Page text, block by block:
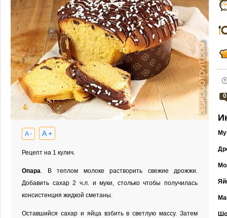
A - A +
Рецепт на 1 кулич.
Опара. В теплом молоке растворить свежие дрожжи.
Добавить сахар 2 ч.л. и муки, столько чтобы получилась
консистенция жидкой сметаны.
Оставшийся сахар и яйца взбить в светлую массу. Затем
0